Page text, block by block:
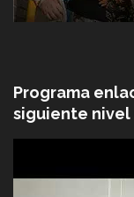
Programa
siguiente nivel